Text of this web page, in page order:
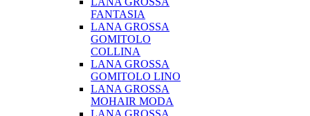
FANTASIA
LANA GROSSA
GOMITOLO
COLLINA
LANA GROSSA
GOMITOLO LINO
LANA GROSSA
MOHAIR MODA
LANA GROSSA